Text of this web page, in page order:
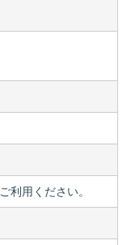
利用ください。